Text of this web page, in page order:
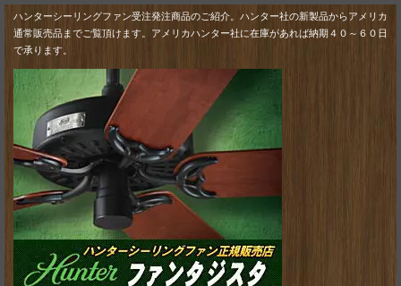
ハンターシーリングファン受注発注商品のご紹介。ハンター社の新製品からアメリカ
通常販売品までご覧頂けます。アメリカハンター社に在庫があれば納期４０～６０日
で承ります。